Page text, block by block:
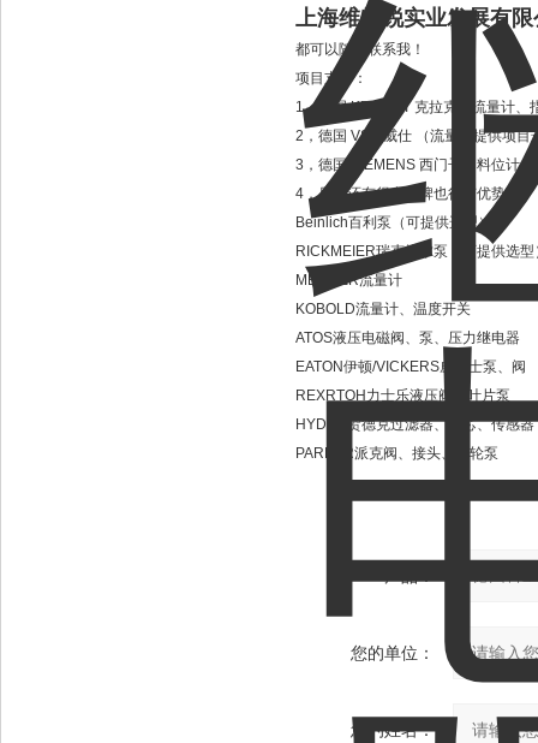
上海维特锐实业发展有限
都可以随时联系我！
项目支持：
1，德国 KRACHT 克拉克（流量计、
2，德国 VSE 威仕 （流量计提供项目
3，德国 SIEMENS 西门子：料位计
4，另外还有很多品牌也很有优势：
Beinlich百利泵（可提供选型）
RICKMEIER瑞克梅尔泵（可提供选型
MEISTER流量计
KOBOLD流量计、温度开关
ATOS液压电磁阀、泵、压力继电器
EATON伊顿/VICKERS威格士泵、阀
REXRTOH力士乐液压阀、叶片泵
HYDAC贺德克过滤器、滤芯、传感器
PARKER派克阀、接头、齿轮泵
您的单位：
您的姓名：